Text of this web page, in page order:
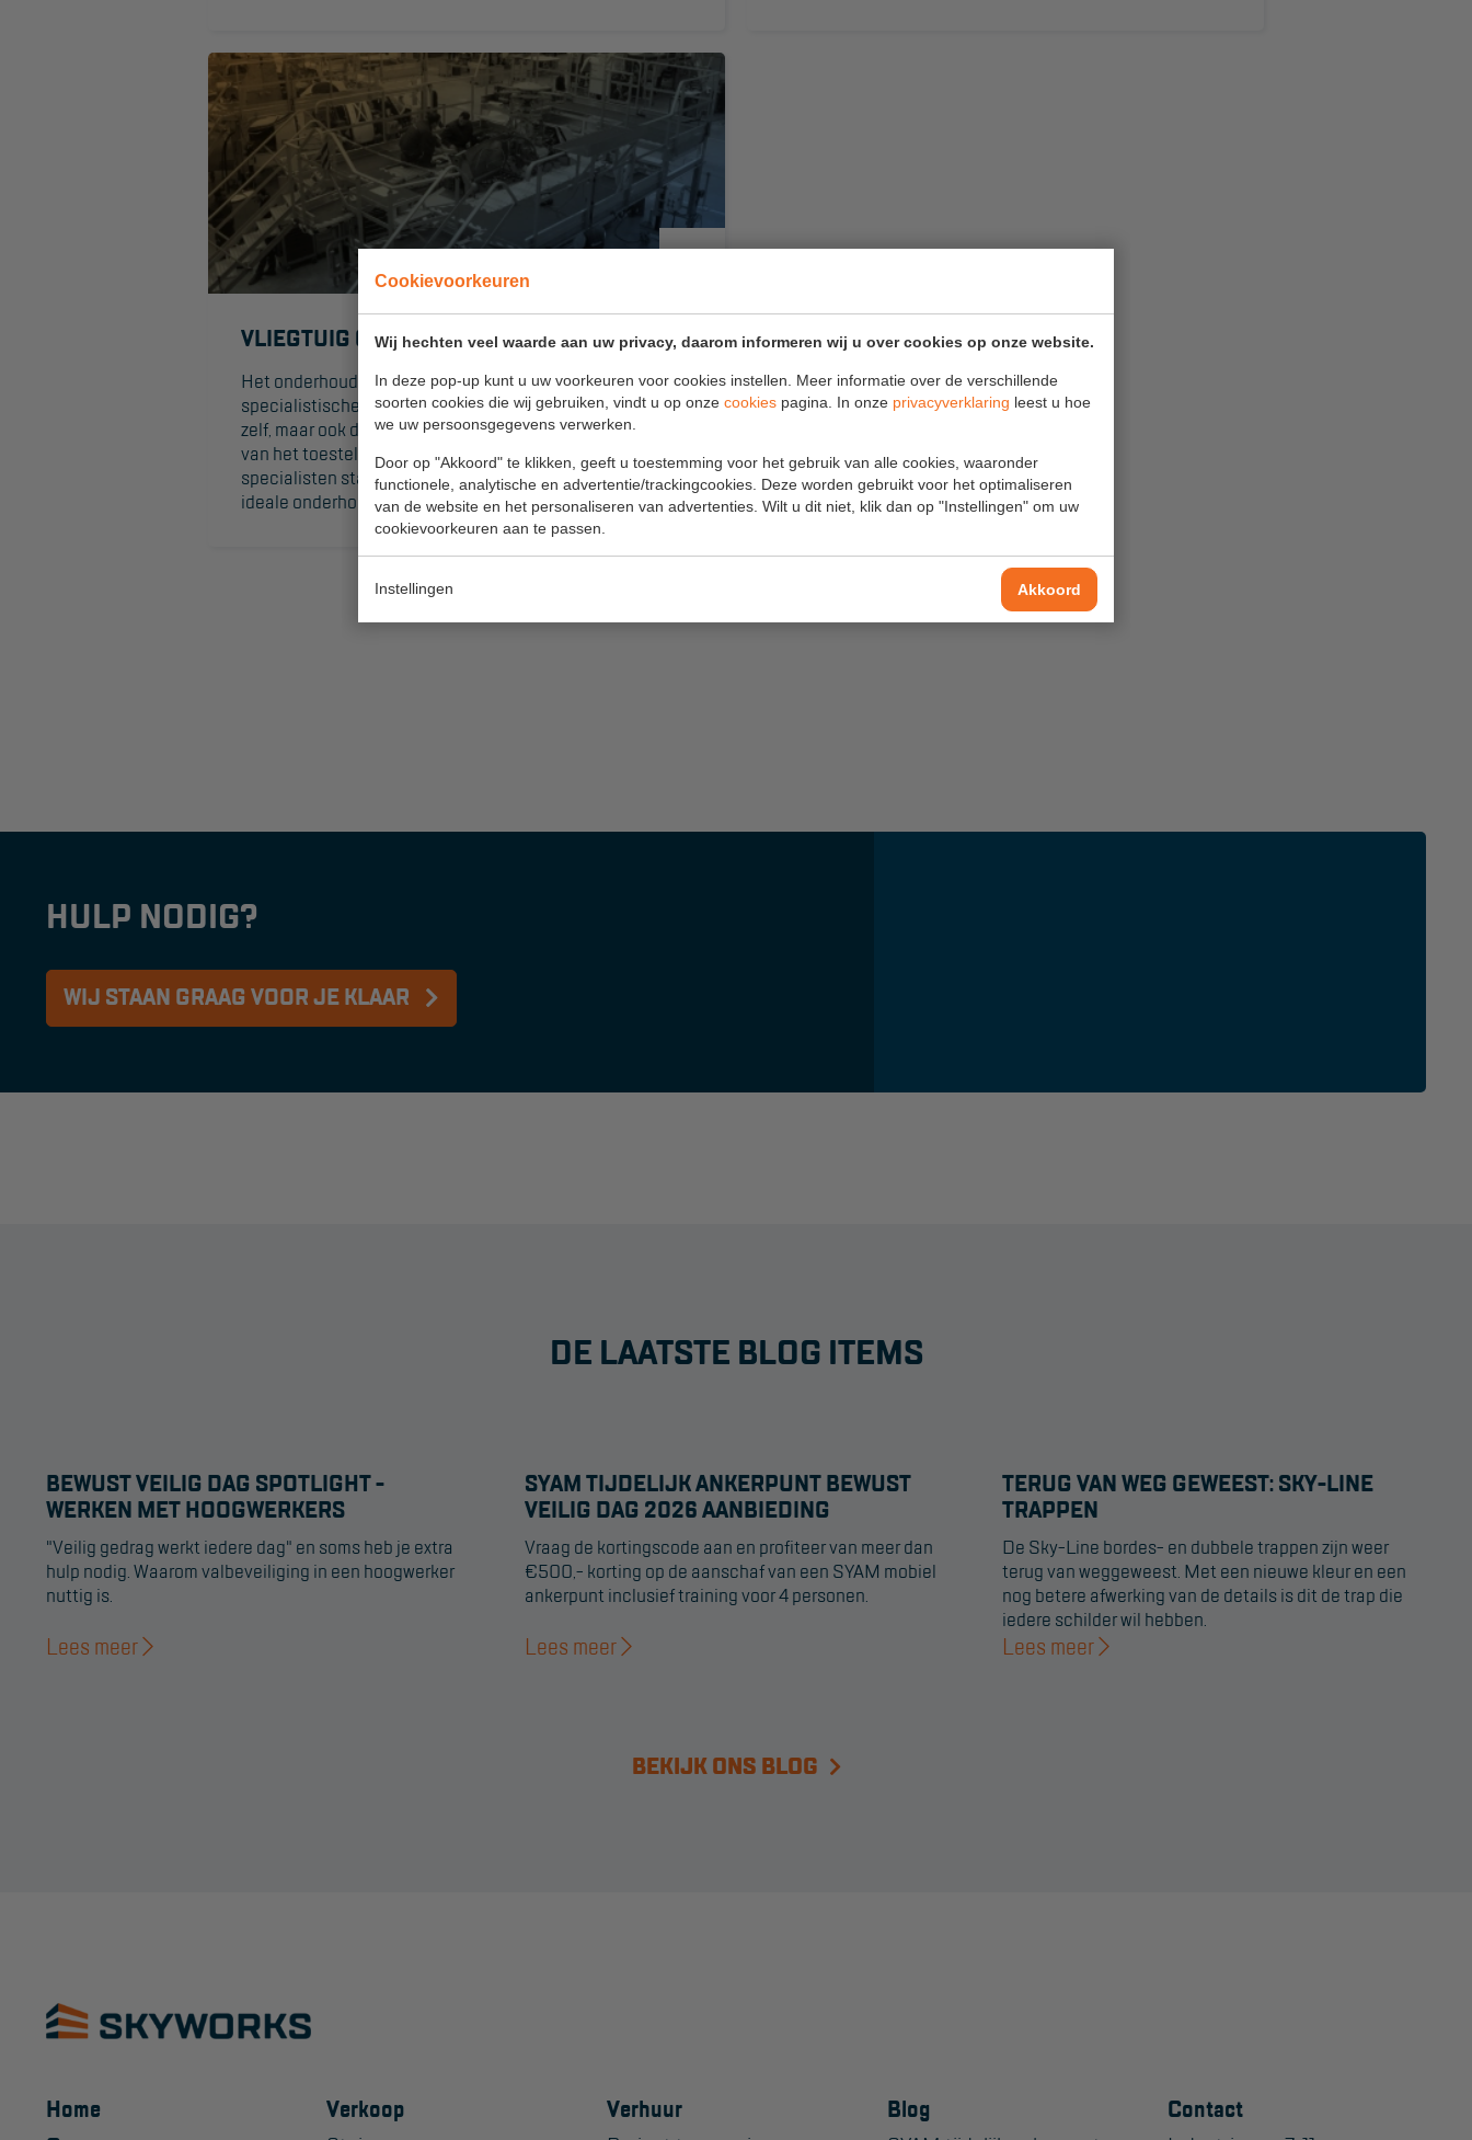
Cookievoorkeuren
Wij hechten veel waarde aan uw privacy, daarom informeren wij u over cookies op onze website.
In deze pop-up kunt u uw voorkeuren voor cookies instellen. Meer informatie over de verschillende
soorten cookies die wij gebruiken, vindt u op onze cookies pagina. In onze privacyverklaring leest u hoe
we uw persoonsgegevens verwerken.
Door op "Akkoord" te klikken, geeft u toestemming voor het gebruik van alle cookies, waaronder
functionele, analytische en advertentie/trackingcookies. Deze worden gebruikt voor het optimaliseren
van de website en het personaliseren van advertenties. Wilt u dit niet, klik dan op "Instellingen" om uw
cookievoorkeuren aan te passen.
Instellingen Akkoord
VLIEGTUIG ONDERHOUDSPLATFORMEN
Het onderhoud van vliegtuigen en helikopters vraagt een
specialistische aanpak. Niet alleen de werkzaamheden
zelf, maar ook de toegang tot de verschillende locaties
van het toestel vereist maatwerk. Ons team van
specialisten staat voor je klaar om samen met jou het
ideale onderhoudsplatform te realiseren.
HULP NODIG?
WIJ STAAN GRAAG VOOR JE KLAAR
DE LAATSTE BLOG ITEMS
BEWUST VEILIG DAG SPOTLIGHT -
WERKEN MET HOOGWERKERS
"Veilig gedrag werkt iedere dag" en soms heb je extra
hulp nodig. Waarom valbeveiliging in een hoogwerker
nuttig is.
Lees meer
SYAM TIJDELIJK ANKERPUNT BEWUST
VEILIG DAG 2026 AANBIEDING
Vraag de kortingscode aan en profiteer van meer dan
€500,- korting op de aanschaf van een SYAM mobiel
ankerpunt inclusief training voor 4 personen.
Lees meer
TERUG VAN WEG GEWEEST: SKY-LINE
TRAPPEN
De Sky-Line bordes- en dubbele trappen zijn weer
terug van weggeweest. Met een nieuwe kleur en een
nog betere afwerking van de details is dit de trap die
iedere schilder wil hebben.
Lees meer
BEKIJK ONS BLOG
Home
Verkoop Verhuur Blog Contact